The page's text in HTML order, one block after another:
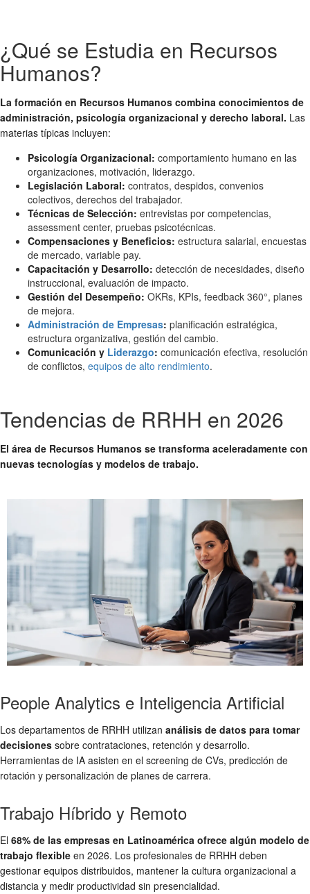
¿Qué se Estudia en Recursos
Humanos?
La formación en Recursos Humanos combina conocimientos de
administración, psicología organizacional y derecho laboral. Las
materias típicas incluyen:
Psicología Organizacional: comportamiento humano en las
organizaciones, motivación, liderazgo.
Legislación Laboral: contratos, despidos, convenios
colectivos, derechos del trabajador.
Técnicas de Selección: entrevistas por competencias,
assessment center, pruebas psicotécnicas.
Compensaciones y Beneficios: estructura salarial, encuestas
de mercado, variable pay.
Capacitación y Desarrollo: detección de necesidades, diseño
instruccional, evaluación de impacto.
Gestión del Desempeño: OKRs, KPIs, feedback 360°, planes
de mejora.
Administración de Empresas: planificación estratégica,
estructura organizativa, gestión del cambio.
Comunicación y Liderazgo: comunicación efectiva, resolución
de conflictos, equipos de alto rendimiento.
Tendencias de RRHH en 2026
El área de Recursos Humanos se transforma aceleradamente con
nuevas tecnologías y modelos de trabajo.
People Analytics e Inteligencia Artificial
Los departamentos de RRHH utilizan análisis de datos para tomar
decisiones sobre contrataciones, retención y desarrollo.
Herramientas de IA asisten en el screening de CVs, predicción de
rotación y personalización de planes de carrera.
Trabajo Híbrido y Remoto
El 68% de las empresas en Latinoamérica ofrece algún modelo de
trabajo flexible en 2026. Los profesionales de RRHH deben
gestionar equipos distribuidos, mantener la cultura organizacional a
distancia y medir productividad sin presencialidad.